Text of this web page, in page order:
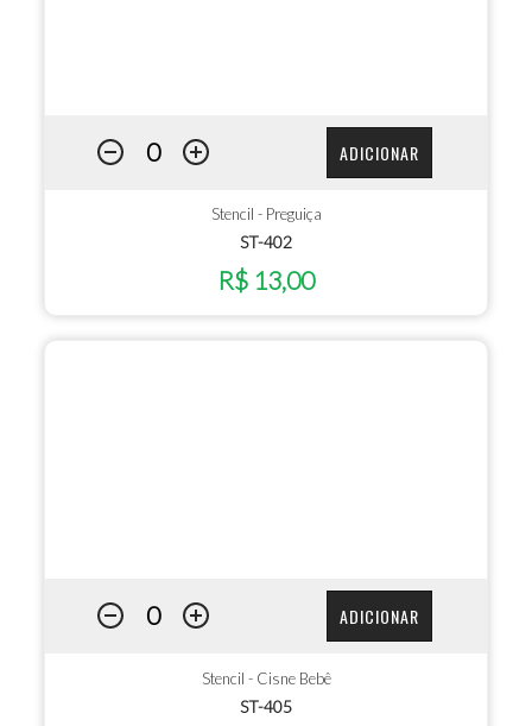
ADICIONAR
Stencil - Preguiça
ST-402
R$ 13,00
ADICIONAR
Stencil - Cisne Bebê
ST-405